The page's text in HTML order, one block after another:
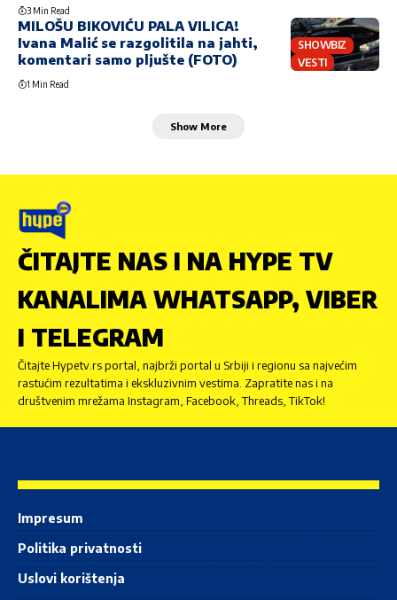
3 Min Read
SHOWBIZ
VESTI
MILOŠU BIKOVIĆU PALA VILICA!
Ivana Malić se razgolitila na jahti,
komentari samo pljušte (FOTO)
1 Min Read
Show More
ČITAJTE NAS I NA HYPE TV
KANALIMA WHATSAPP, VIBER
I TELEGRAM
Čitajte Hypetv.rs portal, najbrži portal u Srbiji i regionu sa najvećim
rastućim rezultatima i ekskluzivnim vestima. Zapratite nas i na
društvenim mrežama Instagram, Facebook, Threads, TikTok!
Impresum
Politika privatnosti
Uslovi korištenja